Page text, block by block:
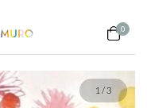
0
1/3